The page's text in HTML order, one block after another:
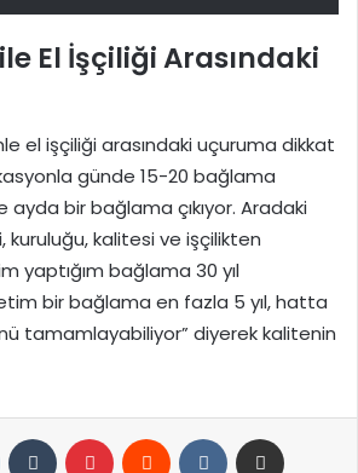
El İşçiliği Arasındaki
el işçiliği arasındaki uçuruma dikkat
günde 15-20 bağlama
ayda bir bağlama çıkıyor. Aradaki
kuruluğu, kalitesi ve işçilikten
yaptığım bağlama 30 yıl
bir bağlama en fazla 5 yıl, hatta
tamamlayabiliyor” diyerek kalitenin
LinkedIn Tumblr Pinterest Reddit VKontakte